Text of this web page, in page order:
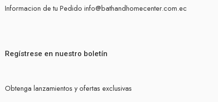
Informacion de tu Pedido info@bathandhomecenter.com.ec
Regístrese en nuestro boletín
Obtenga lanzamientos y ofertas exclusivas